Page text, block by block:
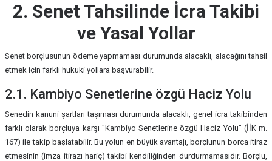
2. Senet Tahsilinde İcra Takibi
ve Yasal Yollar
Senet borçlusunun ödeme yapmaması durumunda alacaklı, alacağını tahsil
etmek için farklı hukuki yollara başvurabilir.
2.1. Kambiyo Senetlerine özgü Haciz Yolu
Senedin kanuni şartları taşıması durumunda alacaklı, genel icra takibinden
farklı olarak borçluya karşı "Kambiyo Senetlerine özgü Haciz Yolu" (İİK m.
167) ile takip başlatabilir. Bu yolun en büyük avantajı, borçlunun borca itiraz
etmesinin (imza itirazı hariç) takibi kendiliğinden durdurmamasıdır. Borçlu,